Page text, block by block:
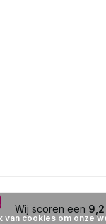
Wij scoren een 9,2
van cookies om onze